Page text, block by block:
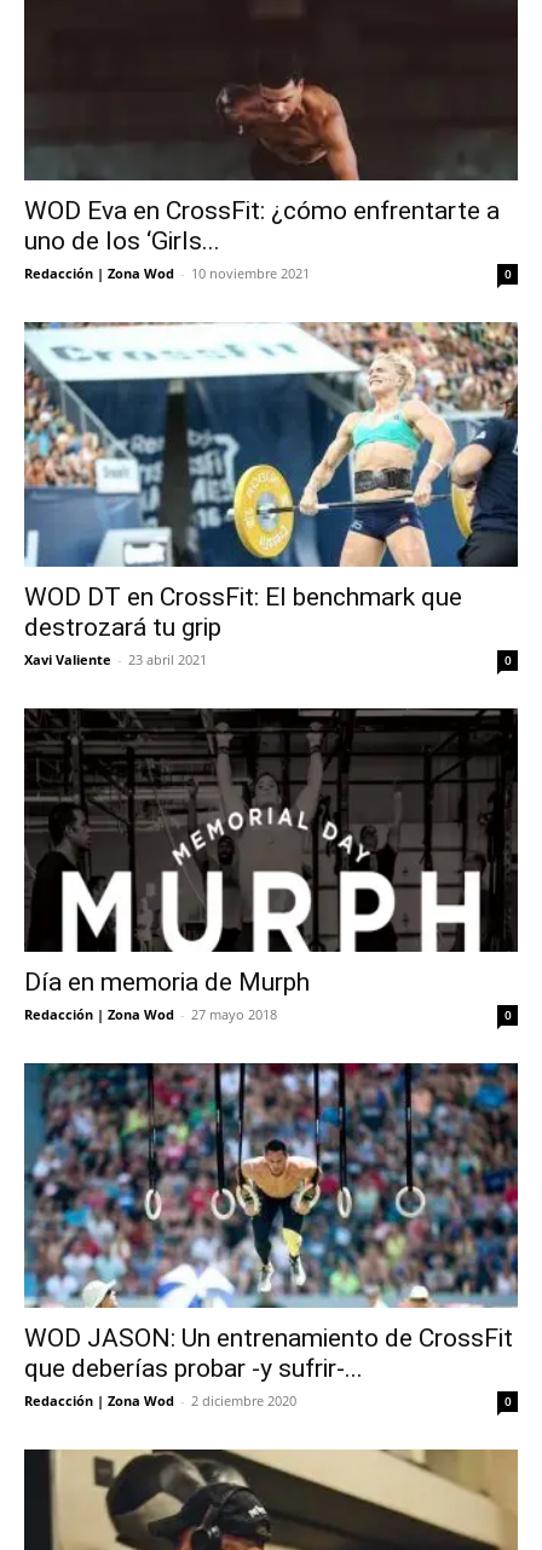
WOD Eva en CrossFit: ¿cómo enfrentarte a
uno de los ‘Girls...
Redacción | Zona Wod - 10 noviembre 2021 0
WOD DT en CrossFit: El benchmark que
destrozará tu grip
Xavi Valiente - 23 abril 2021 0
Día en memoria de Murph
Redacción | Zona Wod - 27 mayo 2018 0
WOD JASON: Un entrenamiento de CrossFit
que deberías probar -y sufrir-...
Redacción | Zona Wod - 2 diciembre 2020 0